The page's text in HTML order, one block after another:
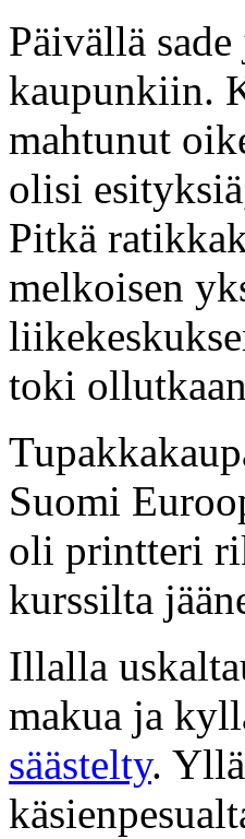
Päivällä
kaupunkiin.
mahtunut
olisi
Pitkä
melkoisen
toki
Suomi
oli printteri
kurssilta
Illalla
makua ja
säästelty.